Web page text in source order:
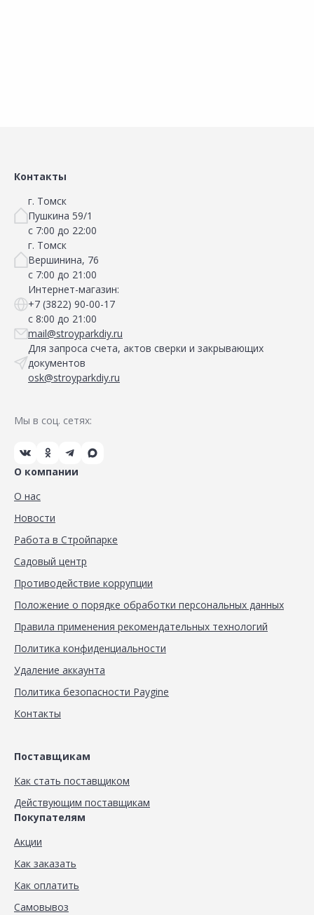
Контакты
г. Томск
Пушкина 59/1
с 7:00 до 22:00
г. Томск
Вершинина, 76
с 7:00 до 21:00
Интернет-магазин:
+7 (3822) 90-00-17
с 8:00 до 21:00
mail@stroyparkdiy.ru
Для запроса счета, актов сверки и закрывающих
документов
osk@stroyparkdiy.ru
Мы в соц. сетях:
О компании
О нас
Новости
Работа в Стройпарке
Садовый центр
Противодействие коррупции
Положение о порядке обработки персональных данных
Правила применения рекомендательных технологий
Политика конфиденциальности
Удаление аккаунта
Политика безопасности Paygine
Контакты
Поставщикам
Как стать поставщиком
Действующим поставщикам
Покупателям
Акции
Как заказать
Как оплатить
Самовывоз